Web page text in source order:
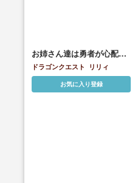
お姉さん達は勇者が心配で
仕方がないようです。
ドラゴンクエスト リリィ
お気に入り登録